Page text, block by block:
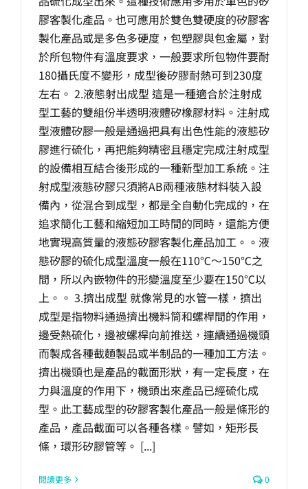
膠客製化產品。也可應用於雙色雙硬度的矽膠客
製化產品或是多色多硬度，包塑膠與包金屬，對
於所包物件有溫度要求，一般要求所包物件要耐
180攝氏度不變形，成型後矽膠耐熱可到230度
左右。 2.液態射出成型 這是一種適合於注射成
型工藝的雙組份半透明液體矽橡膠材料。注射成
型液體矽膠一般是通過把具有出色性能的液態矽
膠進行硫化，再把能夠精密且穩定完成注射成型
的設備相互結合後形成的一種新型加工系統。注
射成型液態矽膠只須將AB兩種液態材料裝入設
備內，從混合到成型，都是全自動化完成的，在
追求簡化工藝和縮短加工時間的同時，還能方便
地實現高質量的液態矽膠客製化產品加工。。液
態矽膠的硫化成型溫度一般在110℃～150℃之
間，所以內嵌物件的形變溫度至少要在150℃以
上。。 3.擠出成型 就像常見的水管一樣，擠出
成型是指物料通過擠出機料筒和螺桿間的作用，
邊受熱硫化，邊被螺桿向前推送，連續通過機頭
而製成各種截麵製品或半制品的一種加工方法。
擠出機頭也是產品的截面形狀，有一定長度，在
力與溫度的作用下，機頭出來產品已經硫化成
型。此工藝成型的矽膠客製化產品一般是條形的
產品，產品截面可以各種各樣。譬如，矩形長
條，環形矽膠管等。 [...]
閱讀更多 0